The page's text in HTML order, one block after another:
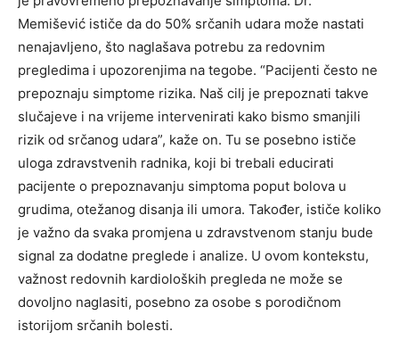
Memišević ističe da do 50% srčanih udara može nastati
nenajavljeno, što naglašava potrebu za redovnim
pregledima i upozorenjima na tegobe. “Pacijenti često ne
prepoznaju simptome rizika. Naš cilj je prepoznati takve
slučajeve i na vrijeme intervenirati kako bismo smanjili
rizik od srčanog udara”, kaže on. Tu se posebno ističe
uloga zdravstvenih radnika, koji bi trebali educirati
pacijente o prepoznavanju simptoma poput bolova u
grudima, otežanog disanja ili umora. Također, ističe koliko
je važno da svaka promjena u zdravstvenom stanju bude
signal za dodatne preglede i analize. U ovom kontekstu,
važnost redovnih kardioloških pregleda ne može se
dovoljno naglasiti, posebno za osobe s porodičnom
istorijom srčanih bolesti.